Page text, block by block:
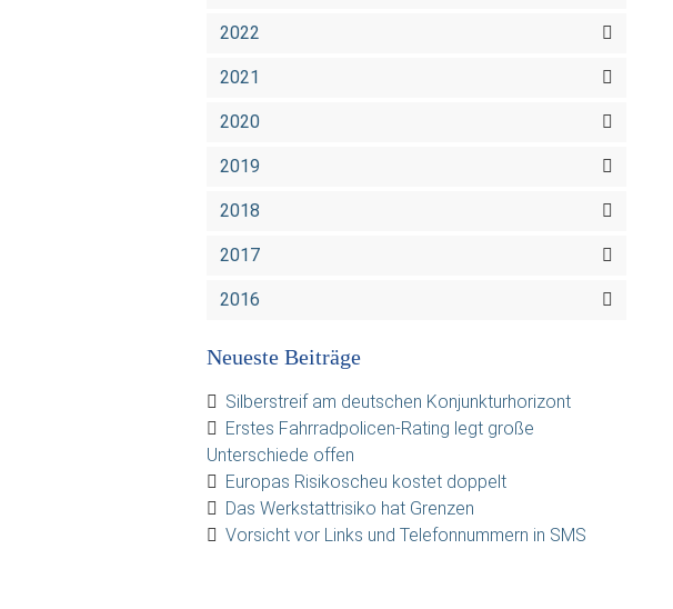
2022
2021
2020
2019
2018
2017
2016
Neueste Beiträge
Silberstreif am deutschen Konjunkturhorizont
Erstes Fahrradpolicen-Rating legt große
Unterschiede offen
Europas Risikoscheu kostet doppelt
Das Werkstattrisiko hat Grenzen
Vorsicht vor Links und Telefonnummern in SMS